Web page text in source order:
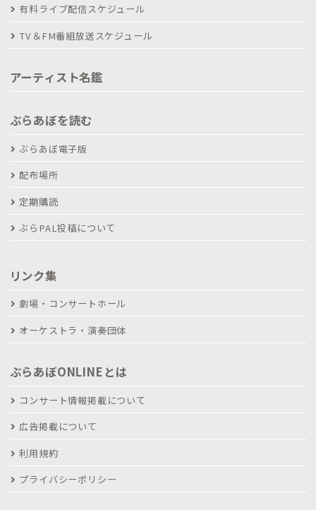
有料ライブ配信スケジュール
TV＆FM番組放送スケジュール
アーティスト名鑑
ぶらあぼを読む
ぶらあぼ電子版
配布場所
定期購読
ぶらPAL投稿について
リンク集
劇場・コンサートホール
オーケストラ・演奏団体
ぶらあぼONLINEとは
コンサート情報掲載について
広告掲載について
利用規約
プライバシーポリシー